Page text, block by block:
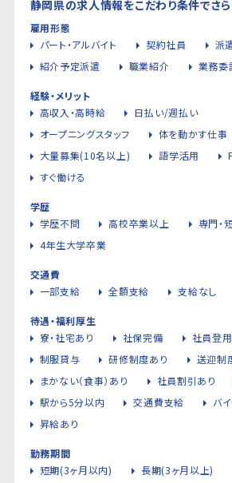
静岡県の求人情報をこだわり条件でさ
雇用形態
パート・アルバイト
契約社員
派
紹介予定派遣
職業紹介 業務委
経験・メリット
高収入・高時給
日払い/週払い
オープニングスタッフ
体を動かす仕事
大量募集(10名以上)
語学活用
すぐ働ける
学歴
学歴不問
高校卒業以上
専門・
4年生大学卒業
交通費
一部支給
全額支給 支給なし
待遇・福利厚生
寮・社宅あり
社保完備
社員登
制服貸与
研修制度あり
送迎制
まかない（食事）あり
社員割引あり
駅から5分以内
交通費支給
バ
昇給あり
勤務期間
短期(3ヶ月以内)
長期(3ヶ月以上)